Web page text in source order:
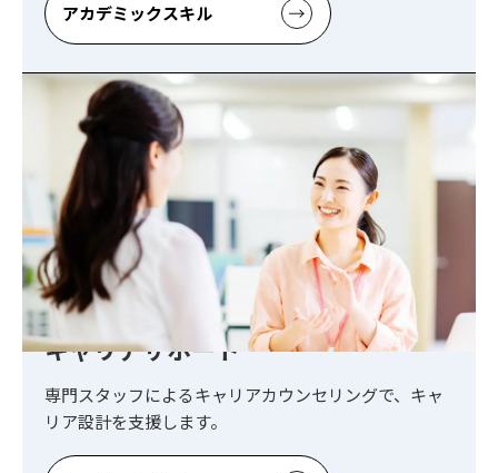
アカデミックスキル
キャリアサポート
専門スタッフによるキャリアカウンセリングで、キャ
リア設計を支援します。